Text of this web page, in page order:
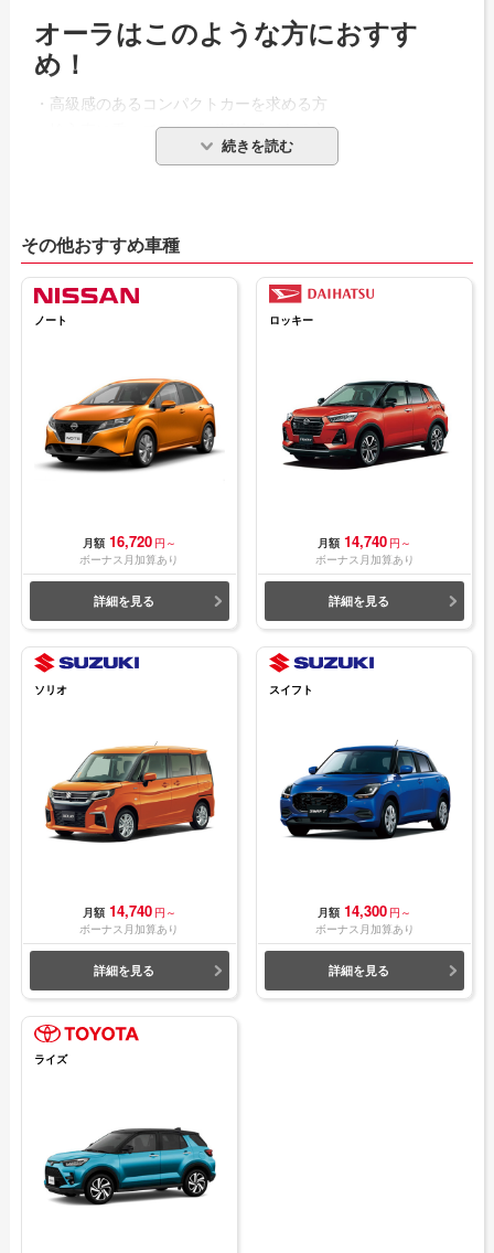
オーラはこのような方におすす
め！
・高級感のあるコンパクトカーを求める方
・輸入車に乗ってみたいが抵抗感がある方
・上質な乗り心地の車でドライブを楽しみたい方
2021年8月に日産より発売された「オーラ」は、優れた環境
性能や先進性で高い人気を誇るコンパクトカー「ノート」の
派生モデルとして開発されました。
こだわった内外装でワンランク上のプレミアム仕様となって
いる点がオーラの特長です。
また、ノートシリーズとしては初めての3ナンバーサイズであ
ることも特筆すべきポイントです。
ドライブを楽しむこともできます。
他社の国産3セグメント・コンパクトカーではプレミアム感を
演出したグレードはあっても、プレミアムモデルとして開発
された車種はありませんでした。
ノートのプレミアムモデルであるオーラは、国産車として新
しいタイプの車種と言えます。
オーラの外装デザイン(エクステリ
ア)について
オーラは基本的にノートのデザインを踏襲していますが、細
部はプレミアムモデルらしく凝った作り込みとなっていま
オーラ専用にデザインされているフロントグリルは、形や大
きさが少しずつ異なる菱形のパターンを採用。
さらに4連プロジェクターLEDヘッドランプやVモーショング
リルに沿うようなシグネチャーランプも搭載し、ノートより
も精悍さを感じさせるフロントフェイスに仕上がっていま
す。
ボディカラーは単色・ツートンカラー仕様合わせて14色用意
その他おすすめ車種
ノート
月額 16,720 円～
ボーナス月加算あり
詳細を見る
ロッキー
月額 14,740 円～
ボーナス月加算あり
詳細を見る
ソリオ
月額 14,740 円～
ボーナス月加算あり
詳細を見る
スイフト
月額 14,300 円～
ボーナス月加算あり
詳細を見る
ライズ